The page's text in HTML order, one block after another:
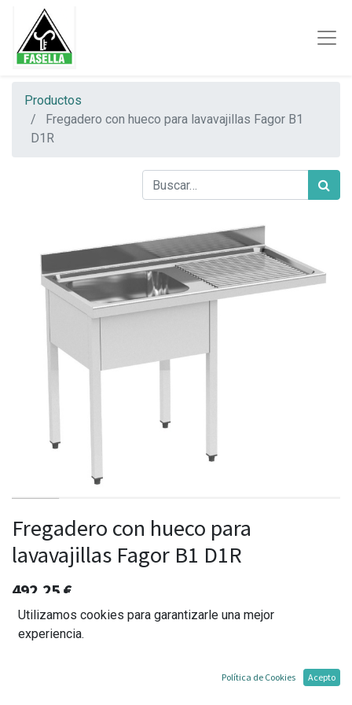
Productos
Fregadero con hueco para lavavajillas Fagor B1
D1R
Fregadero con hueco para
lavavajillas Fagor B1 D1R
492,25€
Agregar al carrito
Utilizamos cookies para garantizarle una mejor
experiencia.
Política de Cookies Acepto